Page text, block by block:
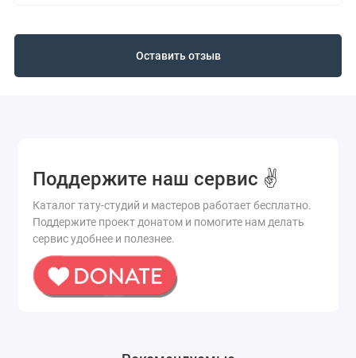
Оставить отзыв
Поддержите наш сервис ✌️
Каталог тату-студий и мастеров работает бесплатно.
Поддержите проект донатом и помогите нам делать
сервис удобнее и полезнее.